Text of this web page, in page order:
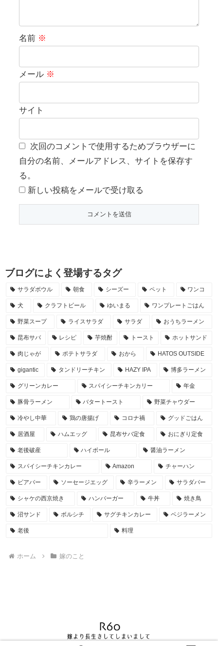
名前 ※
メール ※
サイト
次回のコメントで使用するためブラウザーに
自分の名前、メールアドレス、サイトを保存す
る。
新しい投稿をメールで受け取る
ブログによく登場するタグ
サラダボウル 朝食 シーズー ペット ワンコ
犬 クラフトビール ゆいまる ワンプレートごはん
野菜スープ ライスサラダ サラダ おうちラーメン
昆布サバ レシピ 芋焼酎 トースト ホットサンド
肉じゃが ポテトサラダ おから HATOS OUTSIDE
gigantic タンドリーチキン HAZY IPA 博多ラーメン
グリーンカレー スパイシーチキンカリー 年金
豚骨ラーメン バタートースト 野菜チャウダー
冷やし中華 鶏の唐揚げ コロナ禍 グッドごはん
居酒屋 ハムエッグ 昆布サバ定食 おにぎり定食
老後破産 ハイボール 醤油ラーメン
スパイシーチキンカレー Amazon チャーハン
ビアバー ソーセージエッグ 辛ラーメン サラダバー
シャケの西京焼き ハンバーガー 牛丼 焼き鳥
沼サンド ボルシチ サグチキンカレー ベジラーメン
老後 料理
ホーム 嫁のこと